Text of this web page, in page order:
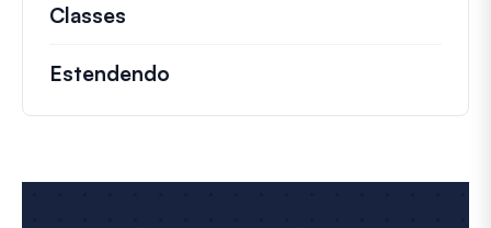
Classes
Estendendo